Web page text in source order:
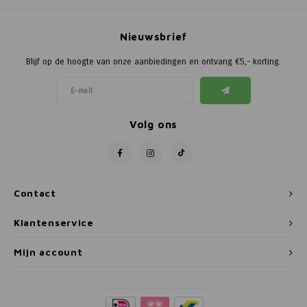
Contact
Nieuwsbrief
Blijf op de hoogte van onze aanbiedingen en ontvang €5,- korting.
Volg ons
Klantenservice
Mijn account